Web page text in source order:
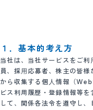
１．基本的考え方
当社は、当社サービスをご
員、採⽤応募者、株主の皆様
から収集する個⼈情報（
ビス利用履歴・登録情報等
して、関係各法令を遵守し